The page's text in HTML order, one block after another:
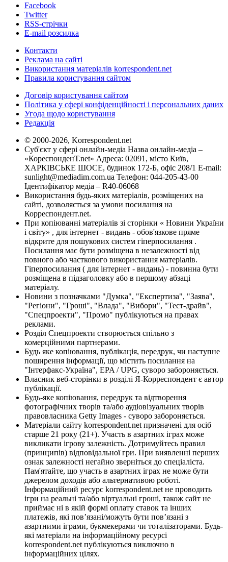
Facebook
Twitter
RSS-стрічки
E-mail розсилка
Контакти
Реклама на сайті
Використання матеріалів korrespondent.net
Правила користування сайтом
Договір користування сайтом
Політика у сфері конфіденційності і персональних даних
Угода щодо користування
Редакція
© 2000-2026, Korrespondent.net
Суб'єкт у сфері онлайн-медіа Назва онлайн-медіа –
«КореспонденТ.net» Адреса: 02091, місто Київ,
ХАРКІВСЬКЕ ШОСЕ, будинок 172-Б, офіс 208/1 E-mail:
sunlight@mediadim.com.ua Телефон: 044-205-43-00
Ідентифікатор медіа – R40-06068
Використання будь-яких матеріалів, розміщених на
сайті, дозволяється за умови посилання на
Корреспондент.net.
При копіюванні матеріалів зі сторінки « Новини України
і світу» , для інтернет - видань - обов'язкове пряме
відкрите для пошукових систем гіперпосилання .
Посилання має бути розміщена в незалежності від
повного або часткового використання матеріалів.
Гіперпосилання ( для інтернет - видань) - повинна бути
розміщена в підзаголовку або в першому абзаці
матеріалу.
Новини з позначками "Думка", "Експертиза", "Заява",
"Регіони", "Гроші", "Влада", "Вибори", "Тест-драйв",
"Спецпроекти", "Промо" публікуються на правах
реклами.
Розділ Спецпроекти створюється спільно з
комерційними партнерами.
Будь яке копіювання, публікація, передрук, чи наступне
поширення інформації, що містить посилання на
"Інтерфакс-Україна", EPA / UPG, суворо забороняється.
Власник веб-сторінки в розділі Я-Корреспондент є автор
публікації.
Будь-яке копіювання, передрук та відтворення
фотографічних творів та/або аудіовізуальних творів
правовласника Getty Images - суворо забороняється.
Матеріали сайту korrespondent.net призначені для осіб
старше 21 року (21+). Участь в азартних іграх може
викликати ігрову залежність. Дотримуйтесь правил
(принципів) відповідальної гри. При виявленні перших
ознак залежності негайно зверніться до спеціаліста.
Пам'ятайте, що участь в азартних іграх не може бути
джерелом доходів або альтернативою роботі.
Інформаційний ресурс korrespondent.net не проводить
ігри на реальні та/або віртуальні гроші, також сайт не
приймає ні в якій формі оплату ставок та інших
платежів, які пов’язані/можуть бути пов’язані з
азартними іграми, букмекерами чи тоталізаторами. Будь-
які матеріали на інформаційному ресурсі
korrespondent.net публікуються виключно в
інформаційних цілях.